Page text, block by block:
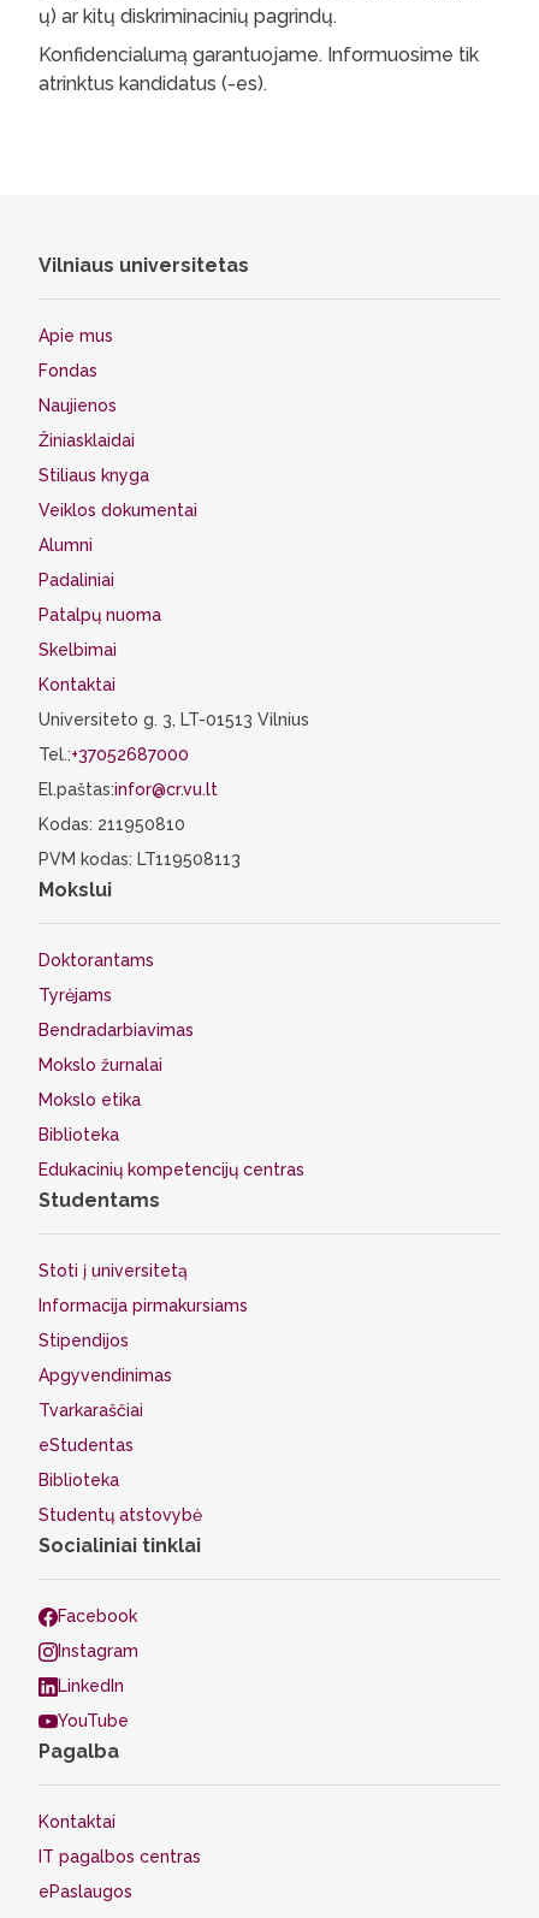
ų) ar kitų diskriminacinių pagrindų.
Konfidencialumą garantuojame. Informuosime tik
atrinktus kandidatus (-es).
Vilniaus universitetas
Apie mus
Fondas
Naujienos
Žiniasklaidai
Stiliaus knyga
Veiklos dokumentai
Alumni
Padaliniai
Patalpų nuoma
Skelbimai
Kontaktai
Universiteto g. 3, LT-01513 Vilnius
Tel.:+37052687000
El.paštas:infor@cr.vu.lt
Kodas: 211950810
PVM kodas: LT119508113
Mokslui
Doktorantams
Tyrėjams
Bendradarbiavimas
Mokslo žurnalai
Mokslo etika
Biblioteka
Edukacinių kompetencijų centras
Studentams
Stoti į universitetą
Informacija pirmakursiams
Stipendijos
Apgyvendinimas
Tvarkaraščiai
eStudentas
Biblioteka
Studentų atstovybė
Socialiniai tinklai
Facebook
Instagram
LinkedIn
YouTube
Pagalba
Kontaktai
IT pagalbos centras
ePaslaugos